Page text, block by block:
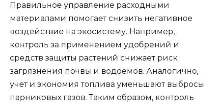
Правильное управление расходными
материалами помогает снизить негативное
воздействие на экосистему. Например,
контроль за применением удобрений и
средств защиты растений снижает риск
загрязнения почвы и водоемов. Аналогично,
учет и экономия топлива уменьшают выбросы
парниковых газов. Таким образом, контроль